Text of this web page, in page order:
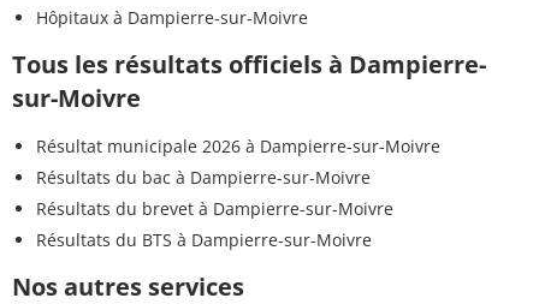
Hôpitaux à Dampierre-sur-Moivre
Tous les résultats officiels à Dampierre-
sur-Moivre
Résultat municipale 2026 à Dampierre-sur-Moivre
Résultats du bac à Dampierre-sur-Moivre
Résultats du brevet à Dampierre-sur-Moivre
Résultats du BTS à Dampierre-sur-Moivre
Nos autres services